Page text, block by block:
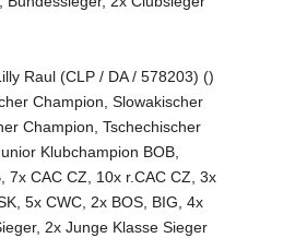
Raul (CLP / DA / 578203) ()
Champion, Slowakischer
Champion, Tschechischer
Klubchampion BOB,
7x CAC CZ, 10x r.CAC CZ, 3x
5x CWC, 2x BOS, BIG, 4x
2x Junge Klasse Sieger